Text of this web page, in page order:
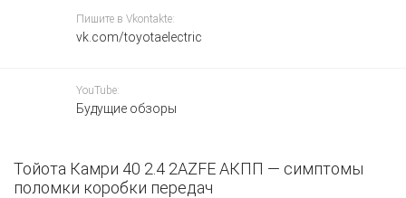
Пишите в Vkontakte:
vk.com/toyotaelectric
YouTube:
Будущие обзоры
Тойота Камри 40 2.4 2AZFE АКПП — симптомы
поломки коробки передач